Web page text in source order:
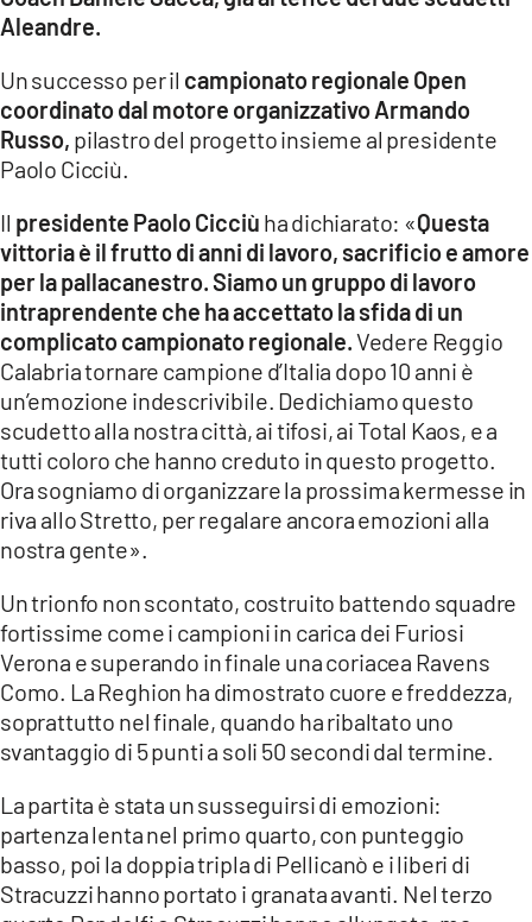
Aleandre.
Un successo per il campionato regionale Open
coordinato dal motore organizzativo Armando
Russo, pilastro del progetto insieme al presidente
Paolo Cicciù.
Il presidente Paolo Cicciù ha dichiarato: «Questa
vittoria è il frutto di anni di lavoro, sacrificio e amore
per la pallacanestro. Siamo un gruppo di lavoro
intraprendente che ha accettato la sfida di un
complicato campionato regionale.Vedere Reggio
Calabria tornare campione d’Italia dopo 10 anni è
un’emozione indescrivibile. Dedichiamo questo
scudetto alla nostra città, ai tifosi, ai Total Kaos, e a
tutti coloro che hanno creduto in questo progetto.
Ora sogniamo di organizzare la prossima kermesse in
riva allo Stretto, per regalare ancora emozioni alla
nostra gente».
Un trionfo non scontato, costruito battendo squadre
fortissime come i campioni in carica dei Furiosi
Verona e superando in finale una coriacea Ravens
Como. La Reghion ha dimostrato cuore e freddezza,
soprattutto nel finale, quando ha ribaltato uno
svantaggio di 5 punti a soli 50 secondi dal termine.
La partita è stata un susseguirsi di emozioni:
partenza lenta nel primo quarto, con punteggio
basso, poi la doppia tripla di Pellicanò e i liberi di
Stracuzzi hanno portato i granata avanti. Nel terzo